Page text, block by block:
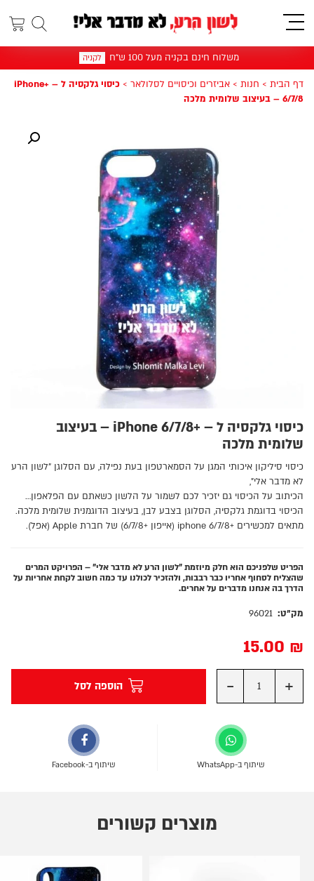
תפריט
משלוח חינם בקניה מעל 100 ש"ח לקניה
דף הבית > חנות > אביזרים וכיסויים לסלולאר >
כיסוי גלקסיה ל – +iPhone
6/7/8 – בעיצוב שלומית מלכה
כיסוי גלקסיה ל – +iPhone 6/7/8 – בעיצוב
שלומית מלכה
כיסוי סיליקון איכותי המגן על הסמארטפון בעת נפילה, עם הסלוגן "לשון הרע
לא מדבר אלי",
הכיתוב על הכיסוי גם יזכיר לכם לשמור על הלשון כשאתם עם הפלאפון…
הכיסוי בדוגמת גלקסיה, הסלוגן בצבע לבן, בעיצוב הדוגמנית שלומית מלכה.
מתאים למכשירים +iphone 6/7/8 (אייפון +6/7/8) של חברת Apple (אפל).
הפריט שלפניכם הוא חלק מיוזמת "לשון הרע לא מדבר אלי" – הפרויקט המרים
שהצליח לסחוף אחריו כבר רבבות, ולהזכיר לכולנו עד כמה חשוב לקחת אחריות על
הדרך בה אנחנו מדברים על אחרים.
מק"ט: 96021
15.00 ₪
+
- הוספה לסל
שיתוף ב-WhatsApp שיתוף ב-Facebook
מוצרים קשורים